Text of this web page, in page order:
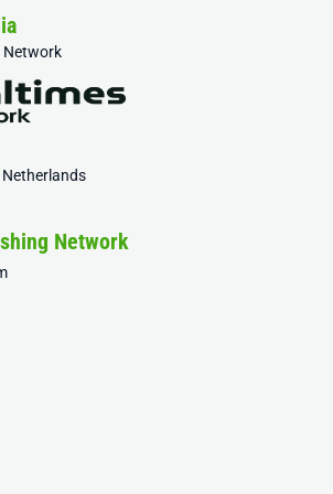
Network
Netherlands
Network